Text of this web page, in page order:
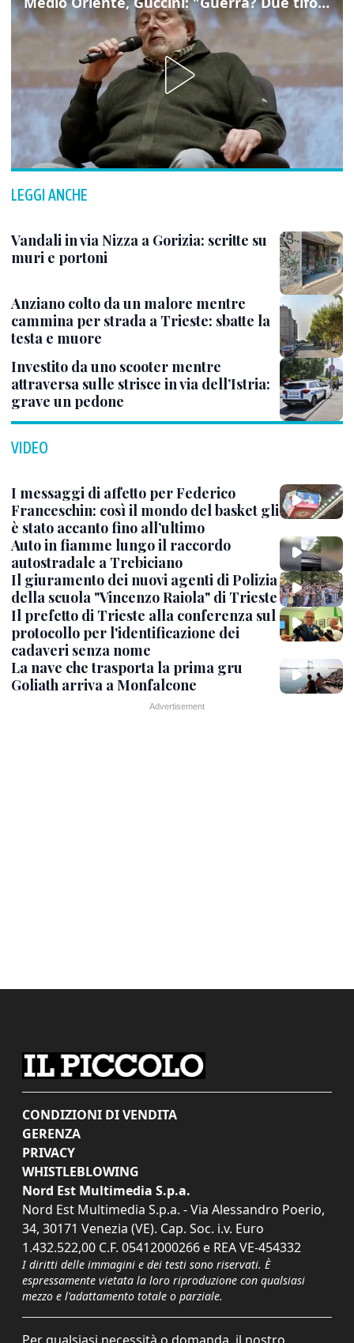
LEGGI ANCHE
Vandali in via Nizza a Gorizia: scritte su
muri e portoni
Anziano colto da un malore mentre
cammina per strada a Trieste: sbatte la
testa e muore
Investito da uno scooter mentre
attraversa sulle strisce in via dell’Istria:
grave un pedone
VIDEO
I messaggi di affetto per Federico
Franceschin: così il mondo del basket gli
è stato accanto fino all’ultimo
Auto in fiamme lungo il raccordo
autostradale a Trebiciano
Il giuramento dei nuovi agenti di Polizia
della scuola "Vincenzo Raiola" di Trieste
Il prefetto di Trieste alla conferenza sul
protocollo per l'identificazione dei
cadaveri senza nome
La nave che trasporta la prima gru
Goliath arriva a Monfalcone
CONDIZIONI DI VENDITA
GERENZA
PRIVACY
WHISTLEBLOWING
Nord Est Multimedia S.p.a.
Nord Est Multimedia S.p.a. - Via Alessandro Poerio,
34, 30171 Venezia (VE). Cap. Soc. i.v. Euro
1.432.522,00 C.F. 05412000266 e REA VE-454332
I diritti delle immagini e dei testi sono riservati. È
espressamente vietata la loro riproduzione con qualsiasi
mezzo e l'adattamento totale o parziale.